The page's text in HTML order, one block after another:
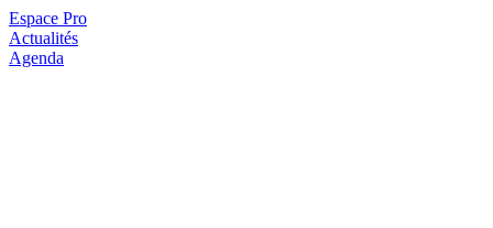
Espace Pro
Actualités
Agenda